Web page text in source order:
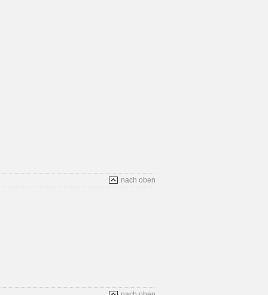
nach oben